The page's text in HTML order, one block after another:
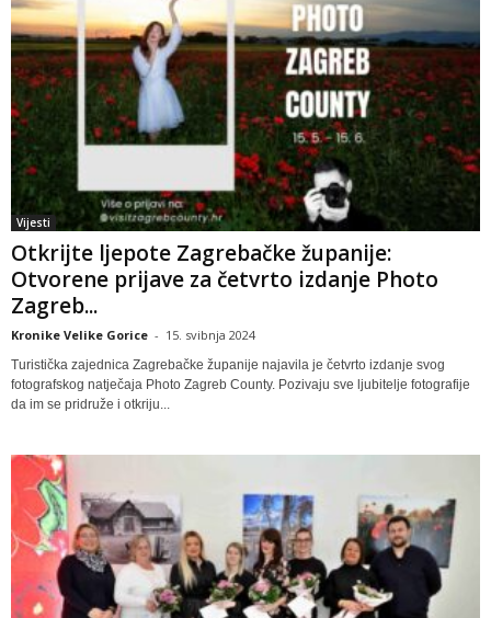
Vijesti
Otkrijte ljepote Zagrebačke županije:
Otvorene prijave za četvrto izdanje Photo
Zagreb...
Kronike Velike Gorice - 15. svibnja 2024
Turistička zajednica Zagrebačke županije najavila je četvrto izdanje svog
fotografskog natječaja Photo Zagreb County. Pozivaju sve ljubitelje fotografije
da im se pridruže i otkriju...